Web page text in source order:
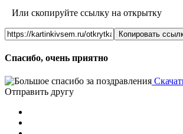
Или скопируйте ссылку на открытку
Копировать
Спасибо, очень приятно
Отправить другу